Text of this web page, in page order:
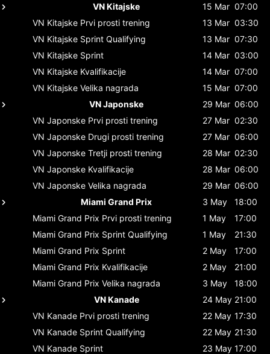
VN Kitajske
15 Mar 07:00
VN Kitajske Prvi prosti trening 13 Mar 03:30
VN Kitajske Sprint Qualifying 13 Mar 07:30
VN Kitajske Sprint 14 Mar 03:00
VN Kitajske Kvalifikacije 14 Mar 07:00
VN Kitajske Velika nagrada 15 Mar 07:00
VN Japonske
29 Mar 06:00
VN Japonske Prvi prosti trening 27 Mar 02:30
VN Japonske Drugi prosti trening 27 Mar 06:00
VN Japonske Tretji prosti trening 28 Mar 02:30
VN Japonske Kvalifikacije 28 Mar 06:00
VN Japonske Velika nagrada 29 Mar 06:00
Miami Grand Prix
3 May
18:00
Miami Grand Prix Prvi prosti trening 1 May
17:00
Miami Grand Prix Sprint Qualifying 1 May
21:30
Miami Grand Prix Sprint 2 May
17:00
Miami Grand Prix Kvalifikacije 2 May
21:00
Miami Grand Prix Velika nagrada 3 May
18:00
VN Kanade
24 May 21:00
VN Kanade Prvi prosti trening 22 May 17:30
VN Kanade Sprint Qualifying 22 May 21:30
VN Kanade Sprint 23 May 17:00